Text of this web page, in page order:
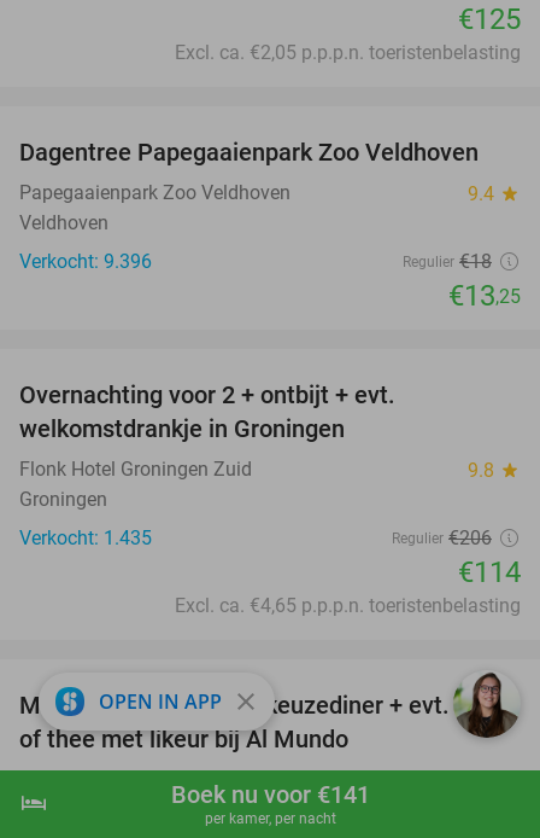
shopping_cart Boek nu
hotel Boek nu voor €141
per kamer, per nacht
€125
Excl. ca. €2,05 p.p.p.n. toeristenbelasting
26%
Dagentree Papegaaienpark Zoo Veldhoven
Papegaaienpark Zoo Veldhoven 9.4 star
Veldhoven
Verkocht: 9.396
Regulier €18
€13,25
Overnachting voor 2 + ontbijt + evt.
welkomstdrankje in Groningen
Flonk Hotel Groningen Zuid 9.8 star
Groningen
Verkocht: 1.435
Regulier €206
€114
Excl. ca. €4,65 p.p.p.n. toeristenbelasting
27%
Mediterraan 3-gangen keuzediner + evt. koffie
of thee met likeur bij Al Mundo
's-Hertogenbosch
OPEN IN APP close